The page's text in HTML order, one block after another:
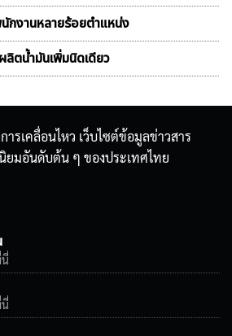
งานหลายร้อยตำแหน่ง
ลิตน้ำมันเพิ่มนิดเดียว
รเคลื่อนไหว เว็บไซต์ข้อมูลข่าวสาร
ยมอันดับต้น ๆ ของประเทศไทย
นี่
นี่